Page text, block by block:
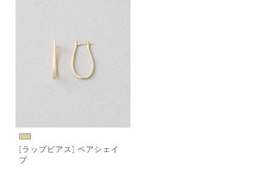
[ラップピアス] ペアシェイ
プ